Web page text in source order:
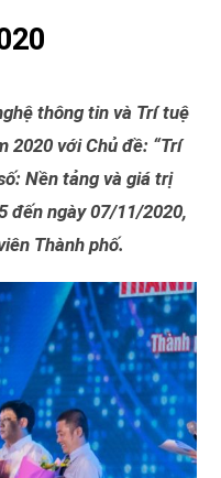
thông tin và Trí tuệ
2020 với Chủ đề: “Trí
Nền tảng và giá trị
đến ngày 07/11/2020,
Thành phố.